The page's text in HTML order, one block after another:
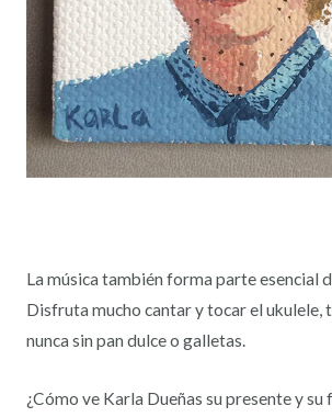
La música también forma parte esencial
Disfruta mucho cantar y tocar el ukulele,
nunca sin pan dulce o galletas.
¿Cómo ve Karla Dueñas su presente y su